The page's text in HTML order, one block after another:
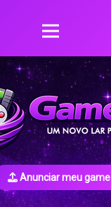
Anunciar meu game